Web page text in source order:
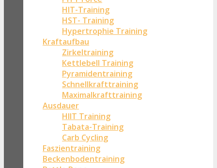
HIT-Training
HST- Training
Hypertrophie Training
Kraftaufbau
Zirkeltraining
Kettlebell Training
Pyramidentraining
Schnellkrafttraining
Maximalkrafttraining
Ausdauer
HIIT Training
Tabata-Training
Carb Cycling
Faszientraining
Beckenbodentraining